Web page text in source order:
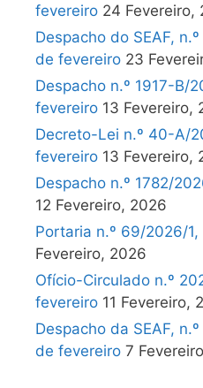
fevereiro 24 Fevereiro,
Despacho do SEAF,
de fevereiro 23
Despacho n.º 1917-B/
fevereiro 13 Fevereiro,
Decreto-Lei n.º 40-A/
fevereiro 13 Fevereiro,
Despacho n.º 1782/
12 Fevereiro, 2026
Portaria n.º 69/2026/
Fevereiro, 2026
Ofício-Circulado n.º
fevereiro 11 Fevereiro,
Despacho da SEAF,
de fevereiro 7